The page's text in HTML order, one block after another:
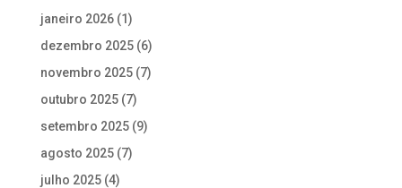
janeiro 2026(1)
dezembro 2025(6)
novembro 2025(7)
outubro 2025(7)
setembro 2025(9)
agosto 2025(7)
julho 2025(4)